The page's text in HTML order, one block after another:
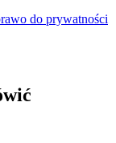
do prywatności